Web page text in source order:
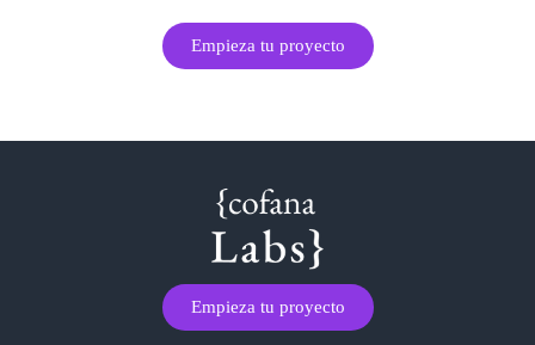
Empieza tu proyecto
Empieza tu proyecto